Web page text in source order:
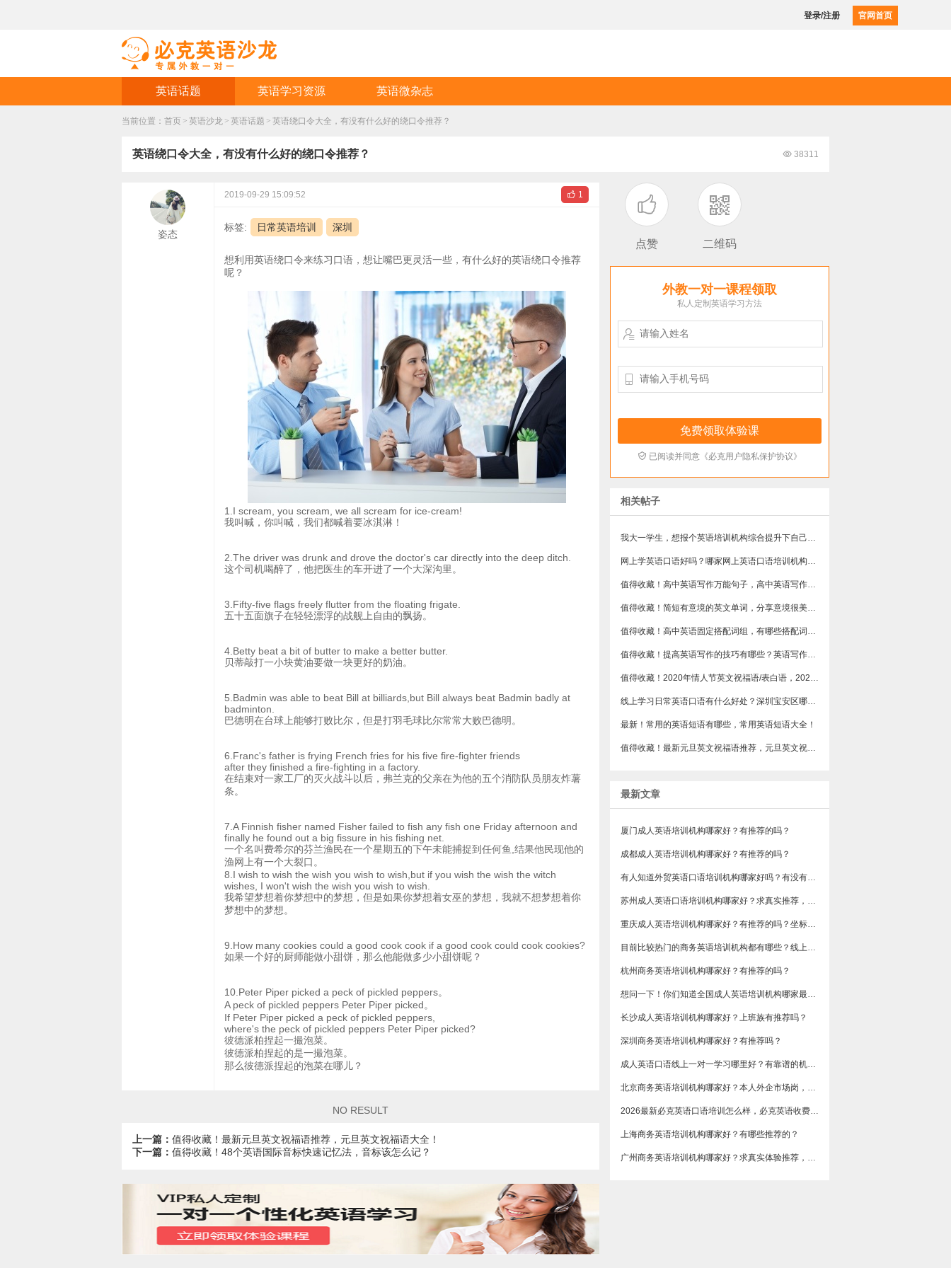
登录/注册 官网首页
英语话题 英语学习资源 英语微杂志
当前位置： 首页 > 英语沙龙 > 英语话题 > 英语绕口令大全，有没有什么好的绕口令推荐？
 38311
英语绕口令大全，有没有什么好的绕口令推荐？

点赞 二维码
外教一对一课程领取
私人定制英语学习方法


 已阅读并同意《必克用户隐私保护协议》
相关帖子
我大一学生，想报个英语培训机构综合提升下自己的能力，有同学推荐比价好的线上英语机构吗？
网上学英语口语好吗？哪家网上英语口语培训机构适合上班族？
值得收藏！高中英语写作万能句子，高中英语写作万能句有哪些？
值得收藏！简短有意境的英文单词，分享意境很美的单词。
值得收藏！高中英语固定搭配词组，有哪些搭配词组？
值得收藏！提高英语写作的技巧有哪些？英语写作该怎么提高呢？
值得收藏！2020年情人节英文祝福语/表白语，2020年有没有什么好的情人节英文用语。
线上学习日常英语口语有什么好处？深圳宝安区哪家英语培训好？
最新！常用的英语短语有哪些，常用英语短语大全！
值得收藏！最新元旦英文祝福语推荐，元旦英文祝福语大全！
最新文章
厦门成人英语培训机构哪家好？有推荐的吗？
成都成人英语培训机构哪家好？有推荐的吗？
有人知道外贸英语口语培训机构哪家好吗？有没有排行榜参考一下？最好说下费用
苏州成人英语口语培训机构哪家好？求真实推荐，广告勿扰，谢谢！
重庆成人英语培训机构哪家好？有推荐的吗？坐标重庆，目前在解放碑一家外贸公司做跟单
目前比较热门的商务英语培训机构都有哪些？线上好吗？还是线下呢？
杭州商务英语培训机构哪家好？有推荐的吗？
想问一下！你们知道全国成人英语培训机构哪家最好吗？收费多少呢？
长沙成人英语培训机构哪家好？上班族有推荐吗？
深圳商务英语培训机构哪家好？有推荐吗？
成人英语口语线上一对一学习哪里好？有靠谱的机构可以推荐吗？
​北京商务英语培训机构哪家好？本人外企市场岗，急需提升谈判和汇报口语，求真实体验分享，广告勿扰，谢谢
2026最新必克英语口语培训怎么样，必克英语收费价格多少？
上海商务英语培训机构哪家好？有哪些推荐的？
广州商务英语培训机构哪家好？求真实体验推荐，侧重职场口语和邮件写作。
姿态
 1
2019-09-29 15:09:52
标签: 日常英语培训 深圳
想利用英语绕口令来练习口语，想让嘴巴更灵活一些，有什么好的英语绕口令推荐
呢？
1.I scream, you scream, we all scream for ice-cream!
我叫喊，你叫喊，我们都喊着要冰淇淋！
2.The driver was drunk and drove the doctor's car directly into the deep ditch.
这个司机喝醉了，他把医生的车开进了一个大深沟里。
3.Fifty-five flags freely flutter from the floating frigate.
五十五面旗子在轻轻漂浮的战舰上自由的飘扬。
4.Betty beat a bit of butter to make a better butter.
贝蒂敲打一小块黄油要做一块更好的奶油。
5.Badmin was able to beat Bill at billiards,but Bill always beat Badmin badly at
badminton.
巴德明在台球上能够打败比尔，但是打羽毛球比尔常常大败巴德明。
6.Franc's father is frying French fries for his five fire-fighter friends
after they finished a fire-fighting in a factory.
在结束对一家工厂的灭火战斗以后，弗兰克的父亲在为他的五个消防队员朋友炸薯
条。
7.A Finnish fisher named Fisher failed to fish any fish one Friday afternoon and
finally he found out a big fissure in his fishing net.
一个名叫费希尔的芬兰渔民在一个星期五的下午未能捕捉到任何鱼,结果他民现他的
渔网上有一个大裂口。
8.I wish to wish the wish you wish to wish,but if you wish the wish the witch
wishes, I won't wish the wish you wish to wish.
我希望梦想着你梦想中的梦想，但是如果你梦想着女巫的梦想，我就不想梦想着你
梦想中的梦想。
9.How many cookies could a good cook cook if a good cook could cook cookies?
如果一个好的厨师能做小甜饼，那么他能做多少小甜饼呢？
10.Peter Piper picked a peck of pickled peppers。
A peck of pickled peppers Peter Piper picked。
If Peter Piper picked a peck of pickled peppers,
where's the peck of pickled peppers Peter Piper picked?
彼德派柏捏起一撮泡菜。
彼德派柏捏起的是一撮泡菜。
那么彼德派捏起的泡菜在哪儿？
NO RESULT
上一篇： 值得收藏！最新元旦英文祝福语推荐，元旦英文祝福语大全！
下一篇： 值得收藏！48个英语国际音标快速记忆法，音标该怎么记？